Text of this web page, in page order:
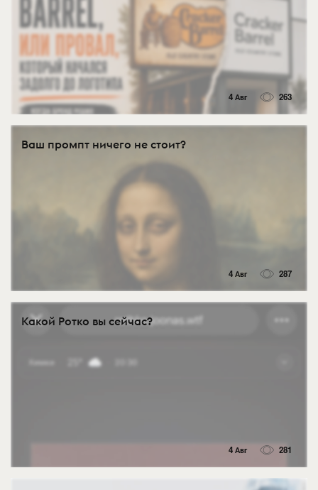
4 Авг 263
Ваш промпт ничего не стоит?
4 Авг 287
Какой Ротко вы сейчас?
4 Авг 281